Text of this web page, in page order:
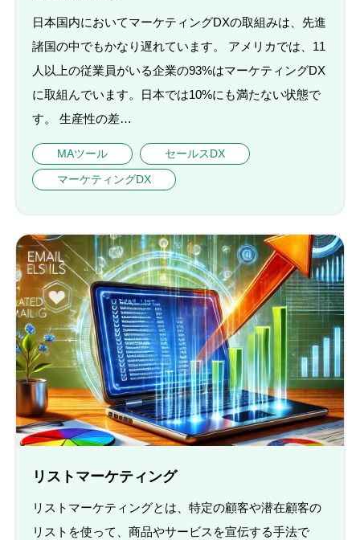
日本国内においてマーケティングDXの取組みは、先進
諸国の中でもかなり遅れています。 アメリカでは、11
人以上の従業員がいる企業の93%はマーケティングDX
に取組んでいます。日本では10%にも満たない状態で
す。 生産性の差…
MAツール
セールスDX
マーケティングDX
リストマーケティング
リストマーケティングとは、特定の顧客や潜在顧客の
リストを使って、商品やサービスを宣伝する手法で